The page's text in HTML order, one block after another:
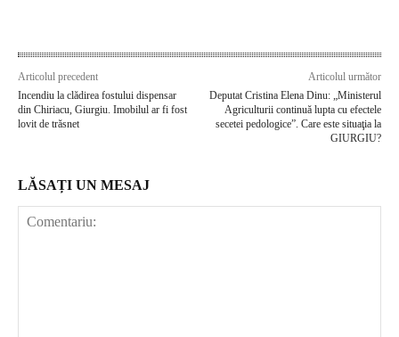
Articolul precedent
Incendiu la clădirea fostului dispensar
din Chiriacu, Giurgiu. Imobilul ar fi fost
lovit de trăsnet
Articolul următor
Deputat Cristina Elena Dinu: „Ministerul
Agriculturii continuă lupta cu efectele
secetei pedologice”. Care este situaţia la
GIURGIU?
LĂSAȚI UN MESAJ